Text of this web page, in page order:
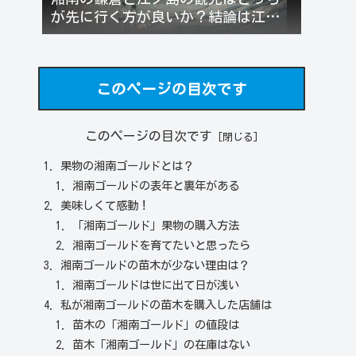
が先に行く方が良いか？結論は江ノ
電を反時計回りがお勧め！
このページの目次です
このページの目次です
果物の湘南ゴールドとは？
湘南ゴールドの表年と裏年がある
美味しくて感動！
「湘南ゴールド」果物の購入方法
湘南ゴールドを育てたいと思ったら
湘南ゴールドの苗木が少ない理由は？
湘南ゴールドは世に出て日が浅い
私が湘南ゴールドの苗木を購入した店舗は
苗木の「湘南ゴールド」の値段は
苗木「湘南ゴールド」の在庫はない